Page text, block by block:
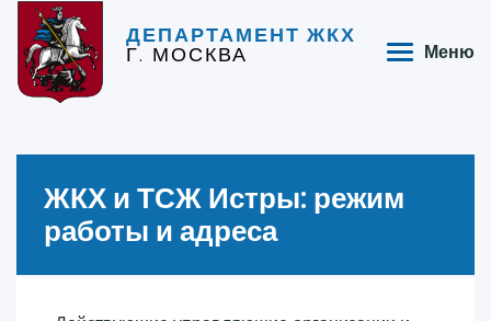
ДЕПАРТАМЕНТ ЖКХ
Г. МОСКВА Меню
ЖКХ и ТСЖ Истры: режим
работы и адреса